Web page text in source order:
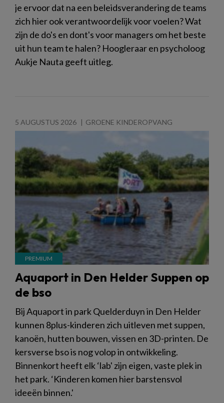
je ervoor dat na een beleidsverandering de teams
zich hier ook verantwoordelijk voor voelen? Wat
zijn de do's en dont's voor managers om het beste
uit hun team te halen? Hoogleraar en psycholoog
Aukje Nauta geeft uitleg.
5 AUGUSTUS 2026 GROENE KINDEROPVANG
Aquaport in Den Helder Suppen op
de bso
Bij Aquaport in park Quelderduyn in Den Helder
kunnen 8plus-kinderen zich uitleven met suppen,
kanoën, hutten bouwen, vissen en 3D-printen. De
kersverse bso is nog volop in ontwikkeling.
Binnenkort heeft elk ‘lab' zijn eigen, vaste plek in
het park. ‘Kinderen komen hier barstensvol
ideeën binnen.'